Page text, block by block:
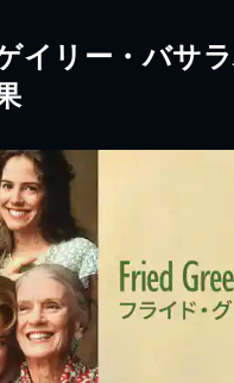
ゲイリー・バサ